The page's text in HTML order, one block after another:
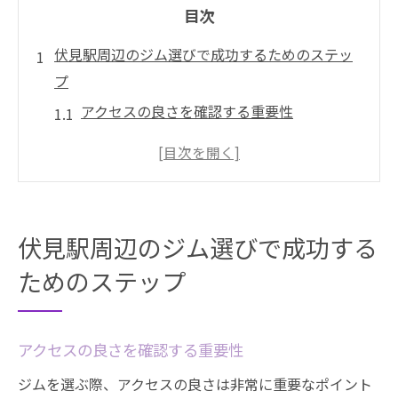
目次
伏見駅周辺のジム選びで成功するためのステッ
プ
アクセスの良さを確認する重要性
施設内の清潔さと設備をチェック
料金プランと契約条件を理解する
口コミを参考にするポイント
駅近ジムで叶える理想のフィットネスライフ
ジム選びで考慮すべき通勤時間
ジムの立地がモチベーションに与える影響
伏見駅周辺のジム選びで成功する
ためのステップ
アクセスの良さを確認する重要性
ジムを選ぶ際、アクセスの良さは非常に重要なポイント